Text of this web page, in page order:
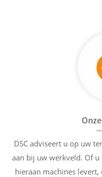
DSC adviseert u op uw
aan bij uw werkveld. Of
hieraan machines